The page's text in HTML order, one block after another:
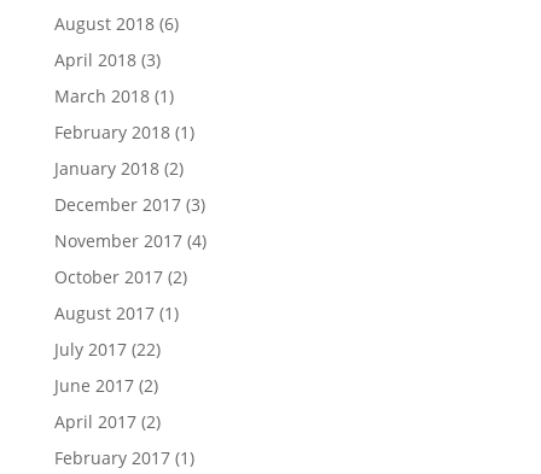
August 2018(6)
April 2018(3)
March 2018(1)
February 2018(1)
January 2018(2)
December 2017(3)
November 2017(4)
October 2017(2)
August 2017(1)
July 2017(22)
June 2017(2)
April 2017(2)
February 2017(1)